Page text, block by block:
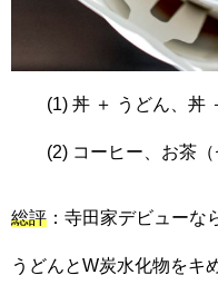
丼 ＋ うどん、丼
コーヒー、お茶
総評 ：寺田家デビューな
うどんとW炭水化物をキ